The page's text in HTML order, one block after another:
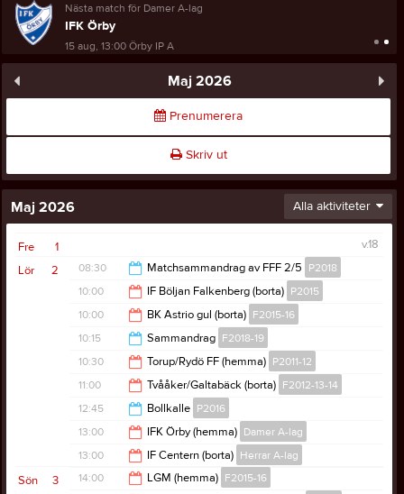
Nästa match för Damer A-lag
IFK Örby
15 aug, 13:00Örby IP A
Maj 2026
Prenumerera
Skriv ut
Maj 2026 Alla aktiviteter
1
Fre
v.18
2
Lör 08:30 Matchsammandrag av FFF 2/5 P2018
12:00
10:00 IF Böljan Falkenberg (borta) P2015
12:00
10:00 BK Astrio gul (borta) F2015-16
12:00
10:15 Sammandrag F2018-19
12:15
10:30 Torup/Rydö FF (hemma) P2011-12
12:30
11:00 Tvååker/Galtabäck (borta) F2012-13-14
13:00
12:45 Bollkalle P2016
15:30
13:00 IFK Örby (hemma) Damer A-lag
15:00
13:00 IF Centern (borta) Herrar A-lag
3
Sön 14:00 LGM (hemma) F2015-16